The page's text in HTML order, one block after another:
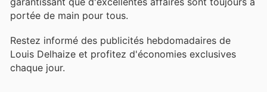
portée de main pour tous.
Restez informé des publicités hebdomadaires de
Louis Delhaize et profitez d'économies exclusives
chaque jour.